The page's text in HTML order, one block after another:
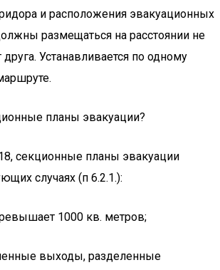
и расположения эвакуационных
размещаться на расстоянии не
Устанавливается по одному
планы эвакуации?
секционные планы эвакуации
случаях (п 6.2.1.):
1000 кв. метров;
выходы, разделенные